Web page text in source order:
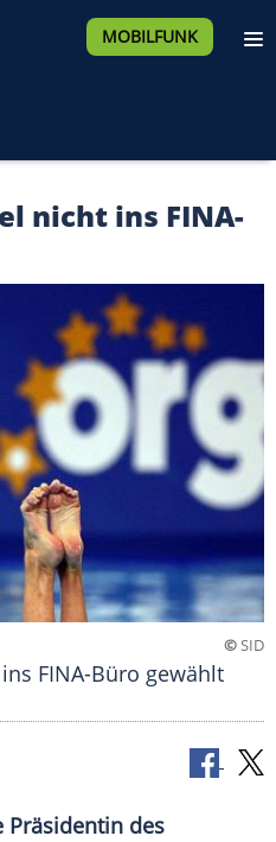
MOBILFUNK
nicht ins FINA-
©SID
FINA-Büro gewählt
Präsidentin des